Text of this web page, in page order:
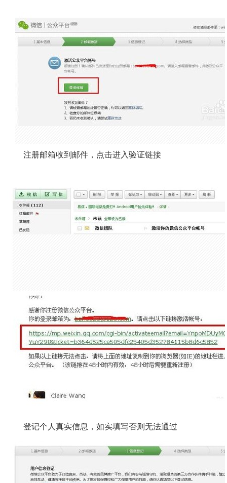
注册邮箱收到邮件，点击进入验证链接
登记个人真实信息，如实填写否则无法通过